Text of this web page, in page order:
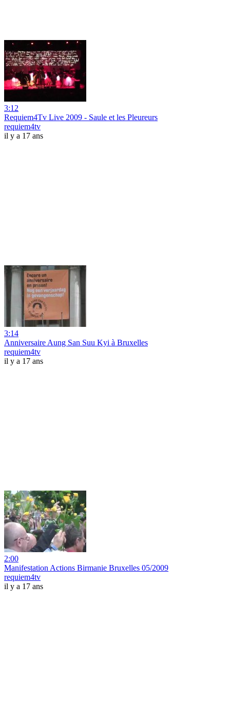
3:12
Requiem4Tv Live 2009 - Saule et les Pleureurs
requiem4tv
il y a 17 ans
3:14
Anniversaire Aung San Suu Kyi à Bruxelles
requiem4tv
il y a 17 ans
2:00
Manifestation Actions Birmanie Bruxelles 05/2009
requiem4tv
il y a 17 ans